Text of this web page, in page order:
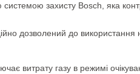
захисту Bosch, яка
дозволений до використання
витрату газу в режимі